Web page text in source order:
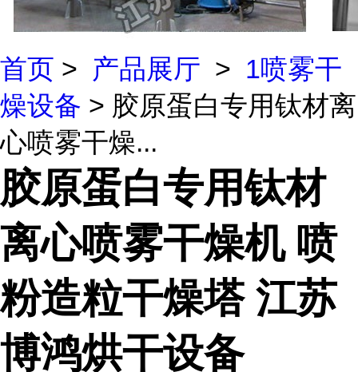
首页 > 产品展厅 > 1喷雾干
燥设备 > 胶原蛋白专用钛材离
心喷雾干燥...
胶原蛋白专用钛材
离心喷雾干燥机 喷
粉造粒干燥塔 江苏
博鸿烘干设备